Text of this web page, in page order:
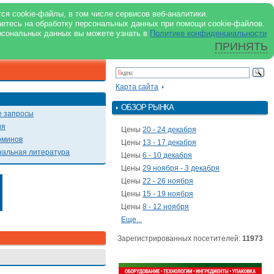
cookie-файлы, в том числе сервисов веб-аналитики.
на обработку персональных данных при помощи cookie-файлов.
данных вы можете узнать в Политике конфиденциальности
ПРИНЯТЬ
support@milkbranch.ru
О портале
Реклама в журнале
Реклама на портале
Архив номеров
запросы
литература
Карта сайта
ОБЗОР РЫНКА
Цены 20 - 24 декабря
Цены 13 - 17 декабря
Цены 6 - 10 декабря
Цены 29 ноября - 3 декабря
Цены 22 - 26 ноября
Цены 15 - 19 ноября
Цены 8 - 12 ноября
Еще...
Зарегистрированных посетителей: 11973